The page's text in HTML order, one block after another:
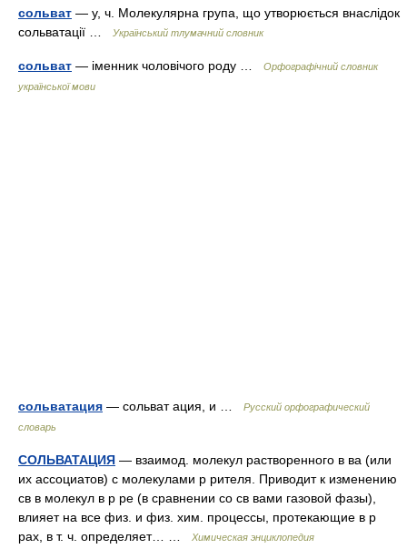
сольват — у, ч. Молекулярна група, що утворюється внаслідок
сольватації …
Український тлумачний словник
сольват — іменник чоловічого роду …
Орфографічний словник
української мови
сольватация — сольват ация, и …
Русский орфографический
словарь
СОЛЬВАТАЦИЯ — взаимод. молекул растворенного в ва (или
их ассоциатов) с молекулами р рителя. Приводит к изменению
св в молекул в р ре (в сравнении со св вами газовой фазы),
влияет на все физ. и физ. хим. процессы, протекающие в р
рах, в т. ч. определяет… …
Химическая энциклопедия